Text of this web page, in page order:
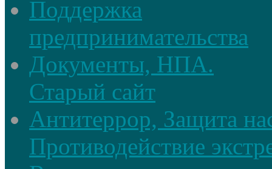
Поддержка
предпринимательства
Документы, НПА.
Старый сайт
Антитеррор, Защита
Противодействие